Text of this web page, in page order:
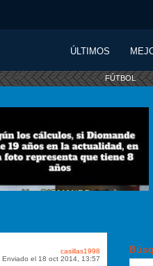
ÚLTIMOS
FÚTBOL
casillas1998
Enviado el 18 oct 2014, 13:57